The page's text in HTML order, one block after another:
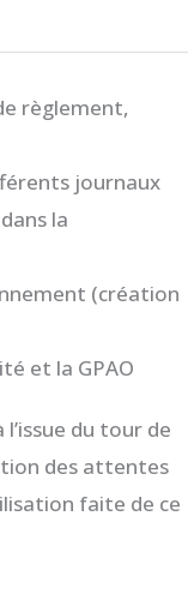
règlement,
journaux
la
(création
et la GPAO
du tour de
des attentes
faite de ce